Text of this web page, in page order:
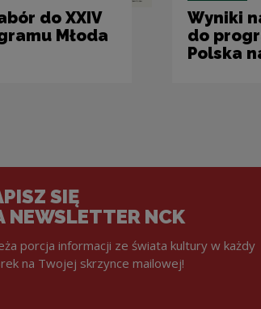
do XXIV
Młoda
Wyniki
do
Polska
SIĘ
NEWSLETTER NCK
porcja informacji ze świata kultury w każdy
na Twojej skrzynce mailowej!